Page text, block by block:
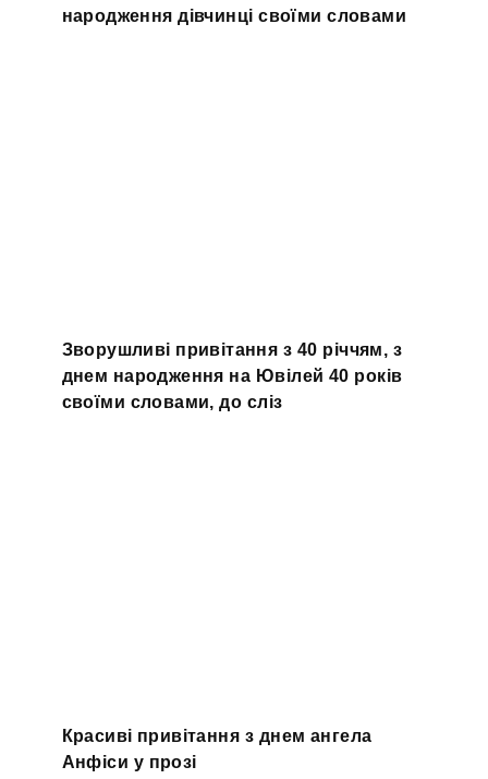
народження дівчинці своїми словами
Зворушливі привітання з 40 річчям, з
днем народження на Ювілей 40 років
своїми словами, до сліз
Красиві привітання з днем ангела
Анфіси у прозі